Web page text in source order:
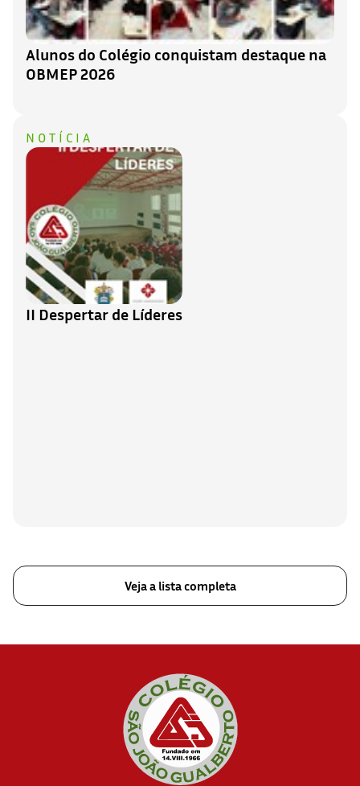
Alunos do Colégio conquistam destaque na
OBMEP 2026
NOTÍCIA
II Despertar de Líderes
Veja a lista completa